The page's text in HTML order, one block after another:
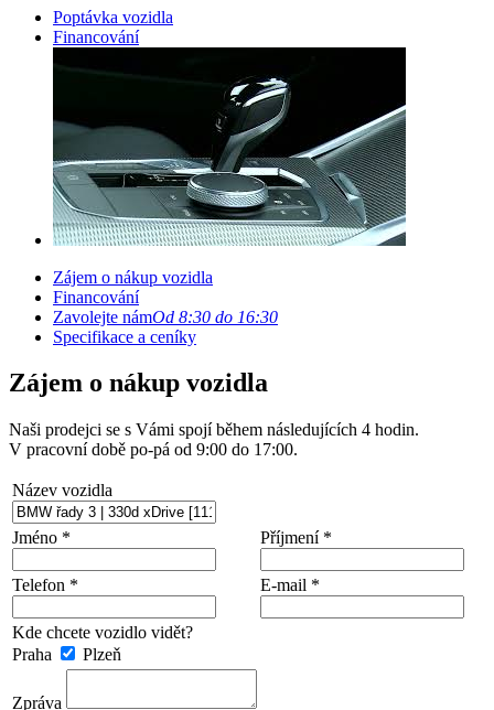
Poptávka vozidla
Financování
Zájem o nákup vozidla
Financování
Zavolejte námOd 8:30 do 16:30
Specifikace a ceníky
Zájem o nákup vozidla
Naši prodejci se s Vámi spojí během následujících 4 hodin.
V pracovní době po-pá od 9:00 do 17:00.
Název vozidla
Jméno * Příjmení *
Telefon * E-mail *
Kde chcete vozidlo vidět?
Praha
Plzeň
Zpráva